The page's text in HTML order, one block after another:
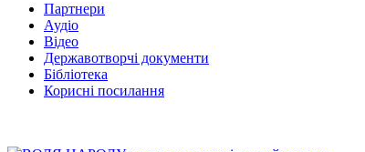
Партнери
Аудіо
Відео
Державотворчі документи
Бібліотека
Корисні посилання